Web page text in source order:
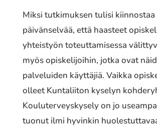
Miksi tutkimuksen tulisi kiinnostaa
päivänselvää, että haasteet
yhteistyön toteuttamisessa
myös opiskelijoihin, jotka ovat
palveluiden käyttäjiä. Vaikka
olleet Kuntaliiton kyselyn
Kouluterveyskysely on jo
tuonut ilmi hyvinkin